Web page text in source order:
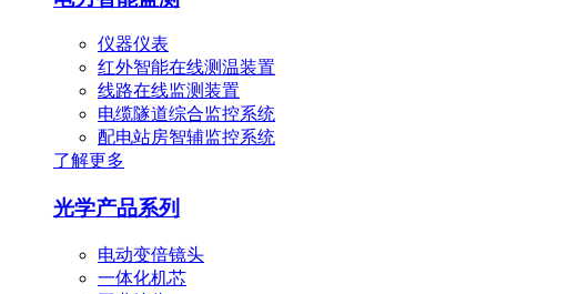
仪器仪表
红外智能在线测温装置
线路在线监测装置
电缆隧道综合监控系统
配电站房智辅监控系统
了解更多
光学产品系列
电动变倍镜头
一体化机芯